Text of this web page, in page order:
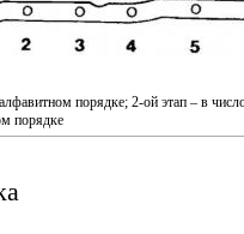
порядке; 2-ой этап – в
порядке